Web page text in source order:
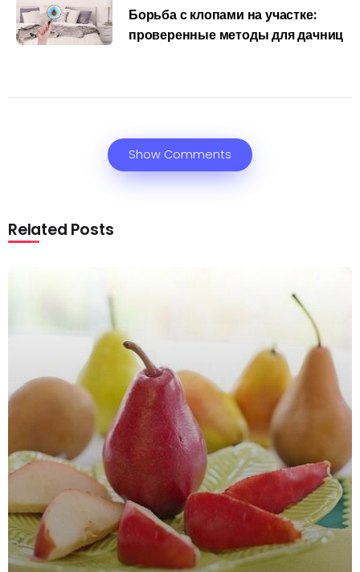
Борьба с клопами на участке:
проверенные методы для дачниц
Show Comments
Related Posts